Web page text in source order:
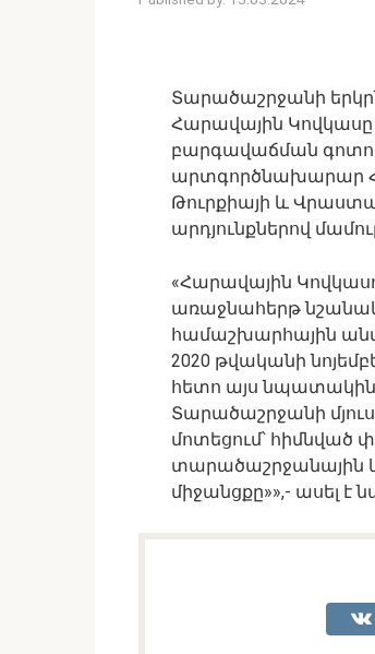
Տարածաշրջանի
Հարավային Կովկասը
բարգավաճման
արտգործնախարար
Թուրքիայի և
արդյունքներով
«Հարավային
առաջնահերթ
համաշխարհային
2020 թվականի
հետո այս նպատակին
Տարածաշրջանի
մոտեցում՝ հիմնված
տարածաշրջանային և
միջանցքը»»,- ասել է